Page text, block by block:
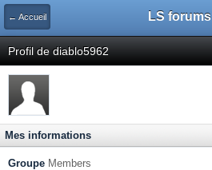
← Accueil LS forums
Profil de diablo5962
Mes informations
Groupe Members